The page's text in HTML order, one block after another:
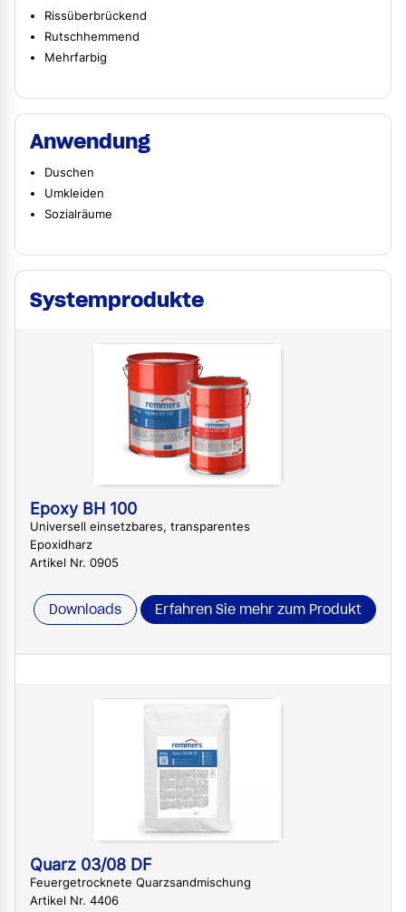
Rissüberbrückend
Rutschhemmend
Mehrfarbig
Anwendung
Duschen
Umkleiden
Sozialräume
Systemprodukte
Epoxy BH 100
Universell einsetzbares, transparentes
Epoxidharz
Artikel Nr. 0905
Downloads Erfahren Sie mehr zum Produkt
Quarz 03/08 DF
Feuergetrocknete Quarzsandmischung
Artikel Nr. 4406